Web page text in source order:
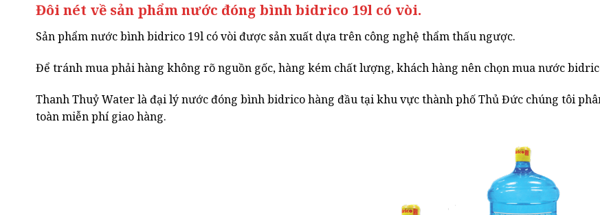
Đôi nét về sản phẩm nước đóng bình bidrico 19l có vòi.
Sản phẩm nước bình bidrico 19l có vòi được sản xuất dựa trên công nghệ thẩm thấu ngược.
Để tránh mua phải hàng không rõ nguồn gốc, hàng kém chất lượng, khách hàng nên chọn mua nước
Thanh Thuỷ Water là đại lý nước đóng bình bidrico hàng đầu tại khu vực thành phố Thủ Đức chúng tôi
toàn miễn phí giao hàng.